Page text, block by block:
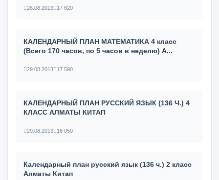
26.08.2013 17 620
КАЛЕНДАРНЫЙ ПЛАН МАТЕМАТИКА 4 класс
(Всего 170 часов, по 5 часов в неделю) А...
29.08.2013 17 590
КАЛЕНДАРНЫЙ ПЛАН РУССКИЙ ЯЗЫК (136 Ч.) 4
КЛАСС АЛМАТЫ КИТАП
29.08.2013 16 050
Календарный план русский язык (136 ч.) 2 класс
Алматы Китап